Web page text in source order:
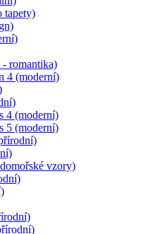
tapety)
romantika)
4 (moderní)
4 (moderní)
5 (moderní)
vzory)